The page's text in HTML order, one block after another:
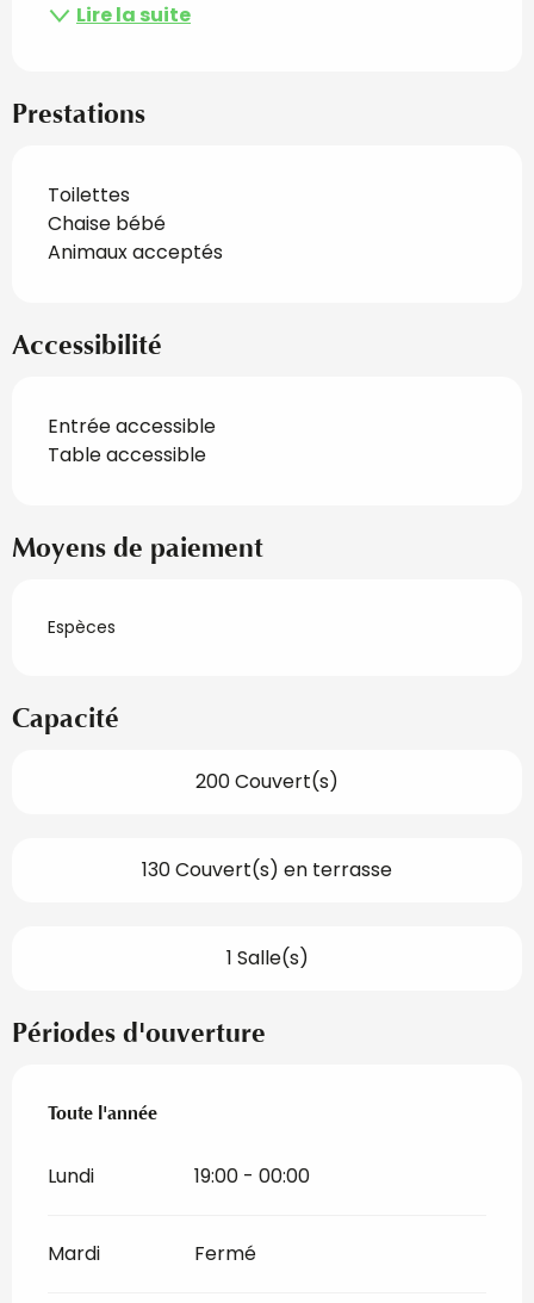
Lire la suite
Prestations
Toilettes
Chaise bébé
Animaux acceptés
Accessibilité
Entrée accessible
Table accessible
Moyens de paiement
Espèces
Capacité
200 Couvert(s)
130 Couvert(s) en terrasse
1 Salle(s)
Périodes d'ouverture
Toute l'année
Toute l'année
Lundi 19:00 - 00:00
Mardi Fermé